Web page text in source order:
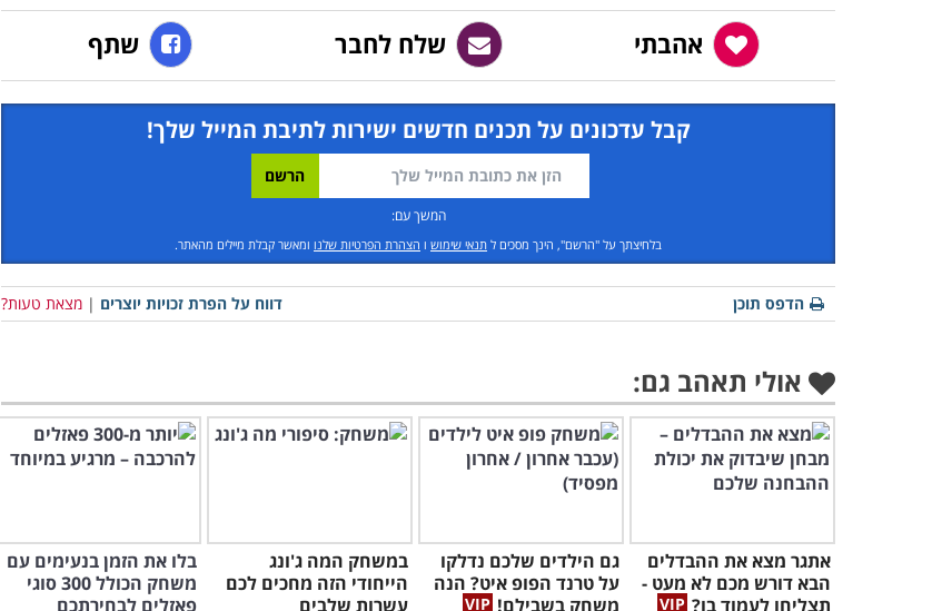
אהבתי שלח לחבר שתף
קבל עדכונים על תכנים חדשים ישירות לתיבת המייל שלך!
המשך עם:
בלחיצתך על "הרשם", הינך מסכים ל תנאי שימוש ו הצהרת הפרטיות שלנו ומאשר קבלת מיילים מהאתר.
דווח על הפרת זכויות יוצרים | מצאת טעות? הדפס תוכן
אולי תאהב גם:
אתגר מצא את ההבדלים
הבא דורש מכם לא מעט -
תצליחו לעמוד בו?
גם הילדים שלכם נדלקו
על טרנד הפופ איט? הנה
משחק בשבילם!
במשחק המה ג'ונג
הייחודי הזה מחכים לכם
עשרות שלבים
בלו את הזמן בנעימים עם
משחק הכולל 300 סוגי
פאזלים לבחירתכם